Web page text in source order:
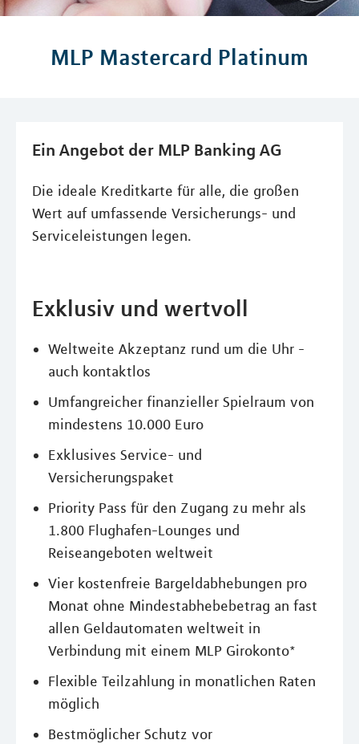
MLP Mastercard Platinum
Ein Angebot der MLP Banking AG
Die ideale Kreditkarte für alle, die großen
Wert auf umfassende Versicherungs- und
Serviceleistungen legen.
Exklusiv und wertvoll
Weltweite Akzeptanz rund um die Uhr -
auch kontaktlos
Umfangreicher finanzieller Spielraum von
mindestens 10.000 Euro
Exklusives Service- und
Versicherungspaket
Priority Pass für den Zugang zu mehr als
1.800 Flughafen-Lounges und
Reiseangeboten weltweit
Vier kostenfreie Bargeldabhebungen pro
Monat ohne Mindestabhebebetrag an fast
allen Geldautomaten weltweit in
Verbindung mit einem MLP Girokonto*
Flexible Teilzahlung in monatlichen Raten
möglich
Bestmöglicher Schutz vor